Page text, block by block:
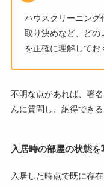
ハウスクリーニング
取り決めなど、どの
を正確に理解してお
不明な点があれば、署
んに質問し、納得でき
入居時の部屋の状態
入居した時点で既に存在